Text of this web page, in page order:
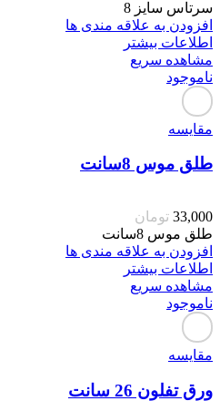
سرتاس سایز 8
افزودن به علاقه مندی ها
اطلاعات بیشتر
مشاهده سریع
ناموجود
مقایسه
طلق موس 8سانت
33,000 تومان
طلق موس 8سانت
افزودن به علاقه مندی ها
اطلاعات بیشتر
مشاهده سریع
ناموجود
مقایسه
ورق تفلون 26 سانت